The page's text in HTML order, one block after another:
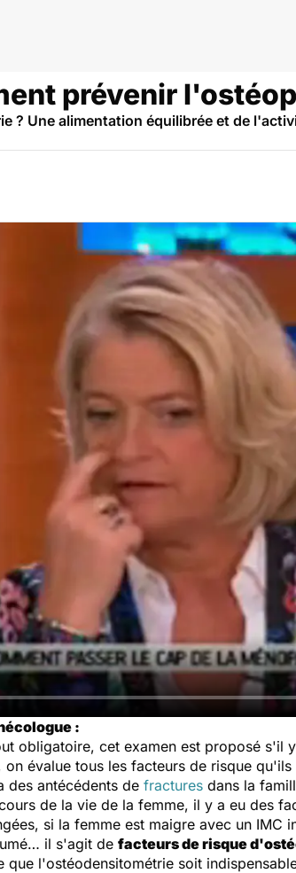
prévenir
? Une alimentation équilibrée et de
:
obligatoire, cet examen est proposé s'il
évalue tous les facteurs de risque
antécédents de fractures dans la
de la vie de la femme, il y a eu des
si la femme est maigre avec un IMC
il s'agit de facteurs de risque
que l'ostéodensitométrie soit